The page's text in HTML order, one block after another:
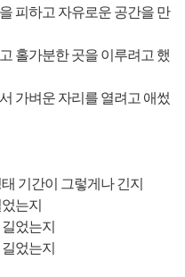
피하고 자유로운 공간을 만
홀가분한 곳을 이루려고 했
가벼운 자리를 열려고 애썼
기간이 그렇게나 긴지
는지
었는지
었는지